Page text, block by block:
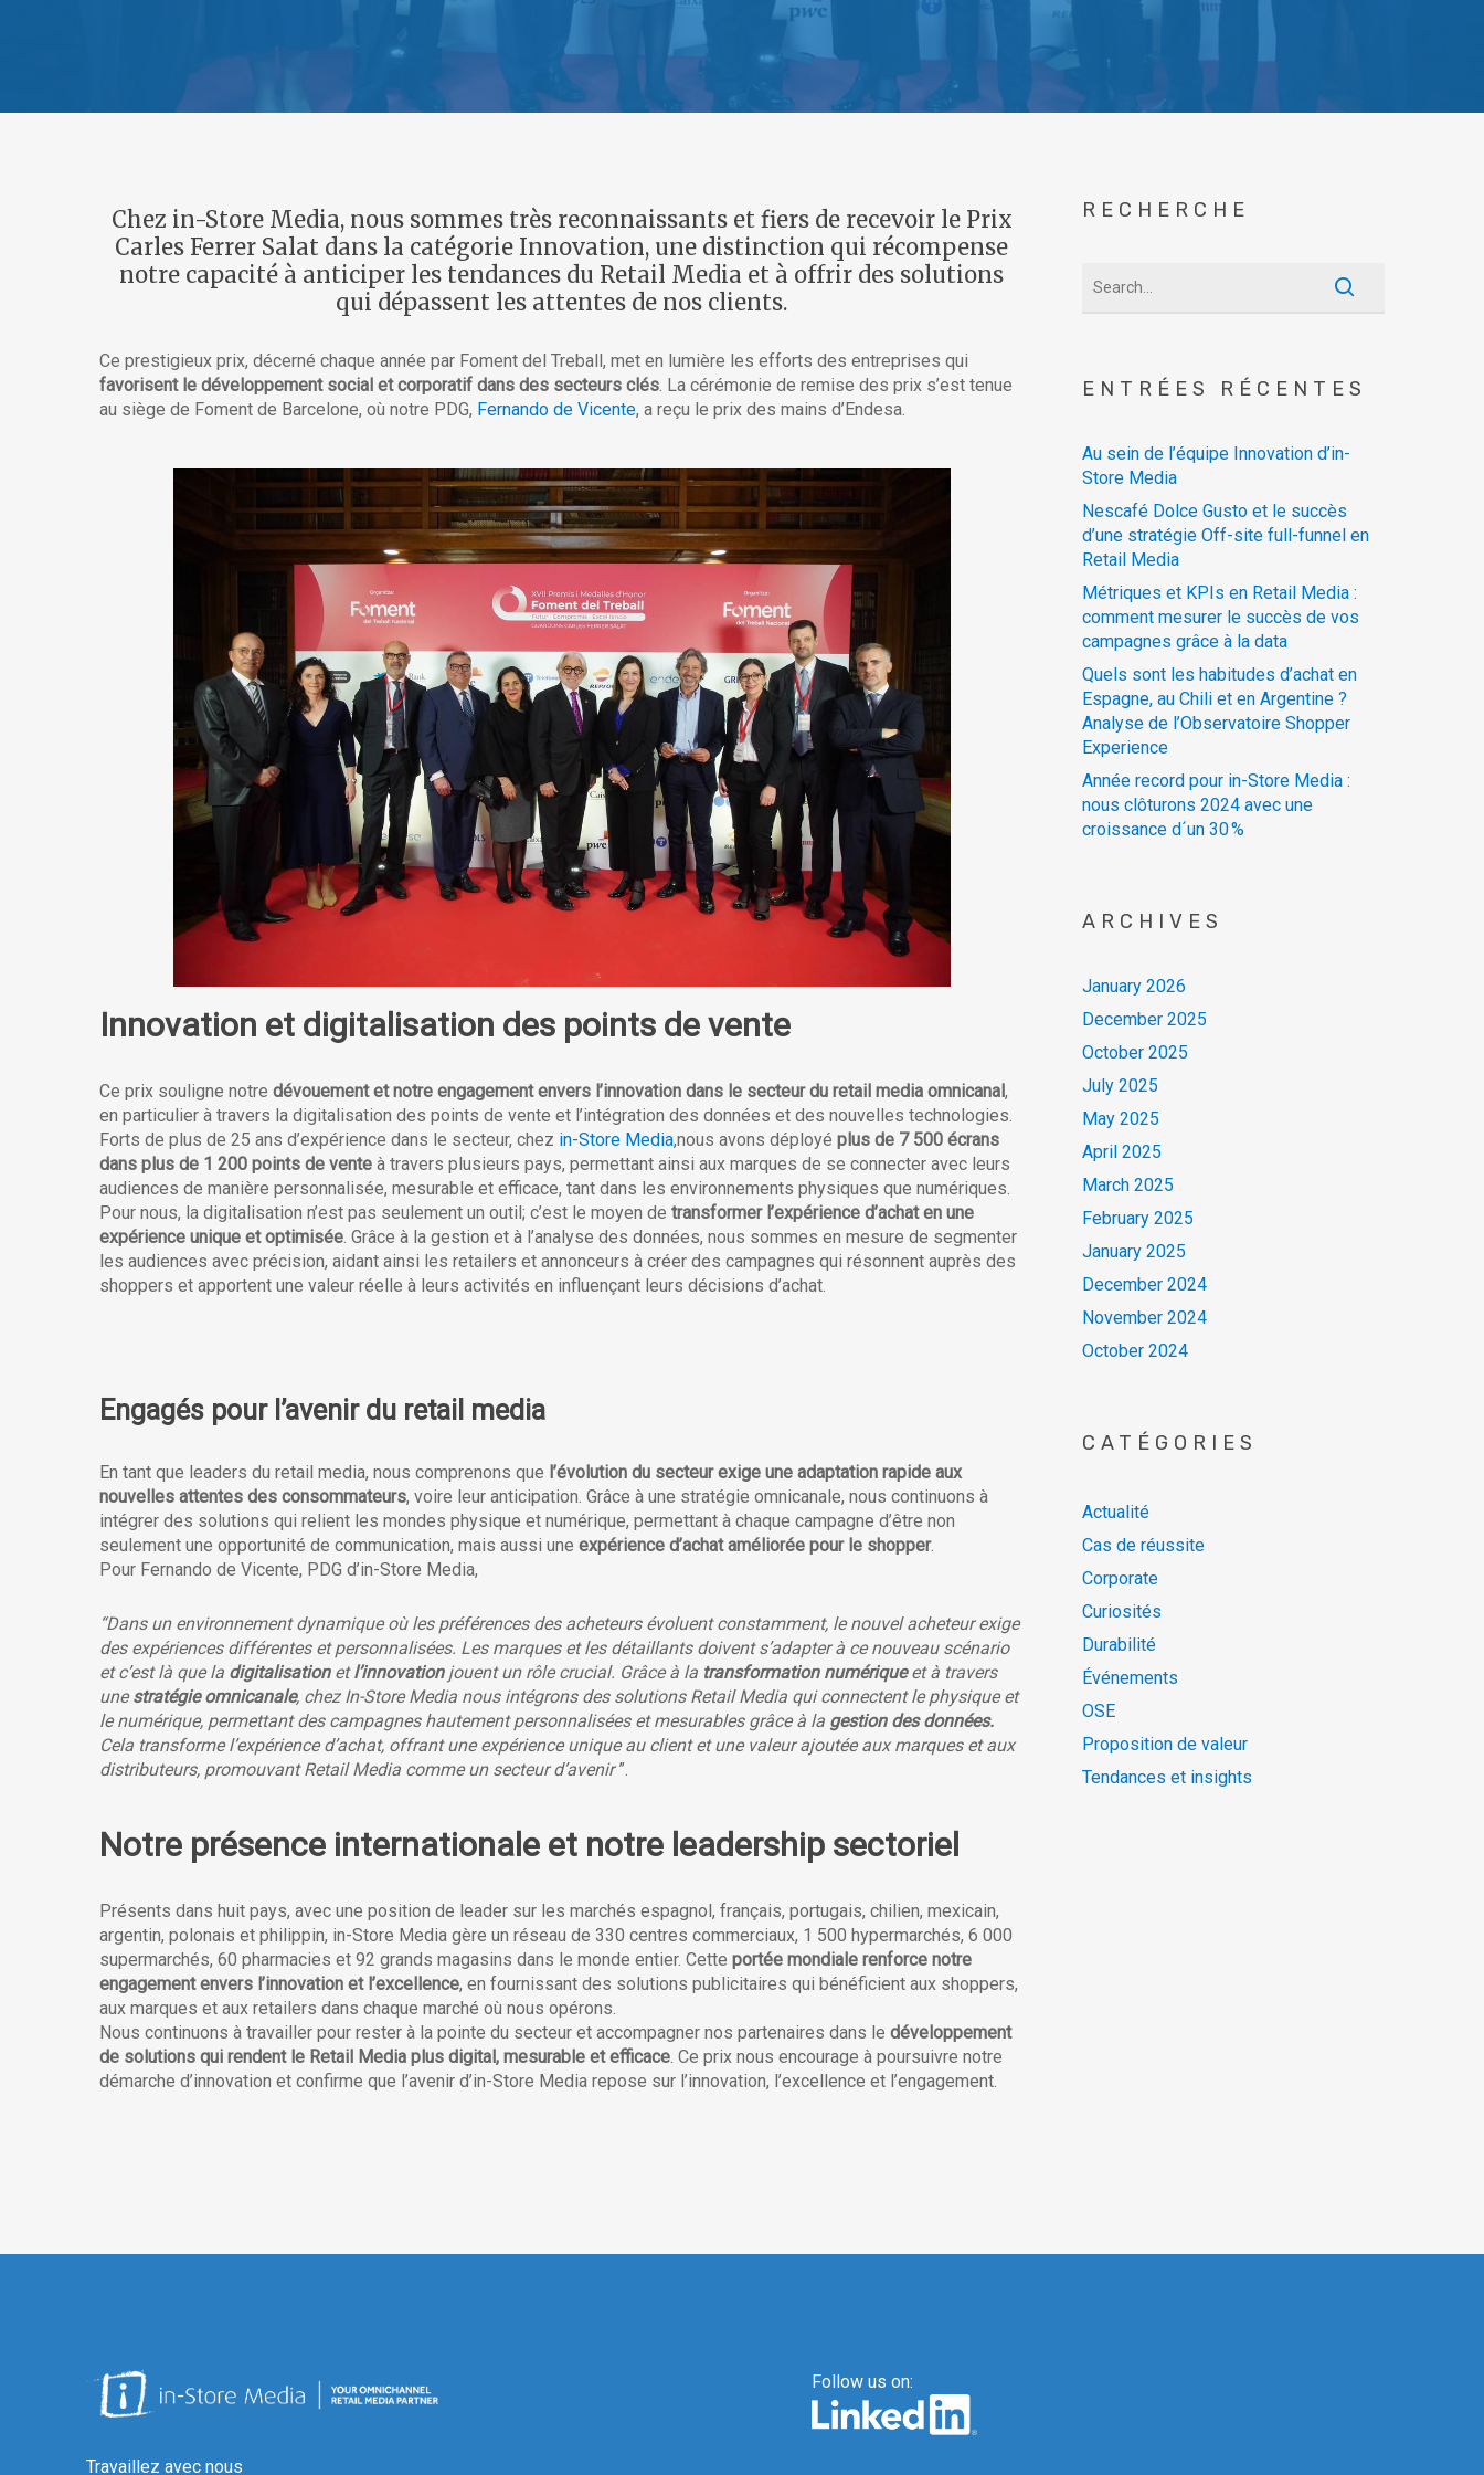
Chez in-Store Media, nous sommes très reconnaissants et fiers de recevoir le Prix
Carles Ferrer Salat dans la catégorie Innovation, une distinction qui récompense
notre capacité à anticiper les tendances du Retail Media et à offrir des solutions
qui dépassent les attentes de nos clients.
Ce prestigieux prix, décerné chaque année par Foment del Treball, met en lumière les efforts des entreprises qui
favorisent le développement social et corporatif dans des secteurs clés. La cérémonie de remise des prix s’est tenue
au siège de Foment de Barcelone, où notre PDG, Fernando de Vicente, a reçu le prix des mains d’Endesa.
Innovation et digitalisation des points de vente
Ce prix souligne notre dévouement et notre engagement envers l’innovation dans le secteur du retail media omnicanal,
en particulier à travers la digitalisation des points de vente et l’intégration des données et des nouvelles technologies.
Forts de plus de 25 ans d’expérience dans le secteur, chez in-Store Media,nous avons déployé plus de 7 500 écrans
dans plus de 1 200 points de vente à travers plusieurs pays, permettant ainsi aux marques de se connecter avec leurs
audiences de manière personnalisée, mesurable et efficace, tant dans les environnements physiques que numériques.
Pour nous, la digitalisation n’est pas seulement un outil; c’est le moyen de transformer l’expérience d’achat en une
expérience unique et optimisée. Grâce à la gestion et à l’analyse des données, nous sommes en mesure de segmenter
les audiences avec précision, aidant ainsi les retailers et annonceurs à créer des campagnes qui résonnent auprès des
shoppers et apportent une valeur réelle à leurs activités en influençant leurs décisions d’achat.
Engagés pour l’avenir du retail media
En tant que leaders du retail media, nous comprenons que l’évolution du secteur exige une adaptation rapide aux
nouvelles attentes des consommateurs, voire leur anticipation. Grâce à une stratégie omnicanale, nous continuons à
intégrer des solutions qui relient les mondes physique et numérique, permettant à chaque campagne d’être non
seulement une opportunité de communication, mais aussi une expérience d’achat améliorée pour le shopper.
Pour Fernando de Vicente, PDG d’in-Store Media,
“Dans un environnement dynamique où les préférences des acheteurs évoluent constamment, le nouvel acheteur exige
des expériences différentes et personnalisées. Les marques et les détaillants doivent s’adapter à ce nouveau scénario
et c’est là que la digitalisation etl’innovation jouent un rôle crucial. Grâce à la transformation numériqueet à travers
unestratégie omnicanale, chez In-Store Media nous intégrons des solutions Retail Media qui connectent le physique et
le numérique, permettant des campagnes hautement personnalisées et mesurables grâce à la gestion des données.
Cela transforme l’expérience d’achat, offrant une expérience unique au client et une valeur ajoutée aux marques et aux
distributeurs, promouvant Retail Media comme un secteur d’avenir”.
Notre présence internationale et notre leadership sectoriel
Présents dans huit pays, avec une position de leader sur les marchés espagnol, français, portugais, chilien, mexicain,
argentin, polonais et philippin, in-Store Media gère un réseau de 330 centres commerciaux, 1 500 hypermarchés, 6 000
supermarchés, 60 pharmacies et 92 grands magasins dans le monde entier. Cette portée mondiale renforce notre
engagement envers l’innovation et l’excellence, en fournissant des solutions publicitaires qui bénéficient aux shoppers,
aux marques et aux retailers dans chaque marché où nous opérons.
Nous continuons à travailler pour rester à la pointe du secteur et accompagner nos partenaires dans le développement
de solutions qui rendent le Retail Media plus digital, mesurable et efficace. Ce prix nous encourage à poursuivre notre
démarche d’innovation et confirme que l’avenir d’in-Store Media repose sur l’innovation, l’excellence et l’engagement.
RECHERCHE
ENTRÉES RÉCENTES
Au sein de l’équipe Innovation d’in-
Store Media
Nescafé Dolce Gusto et le succès
d’une stratégie Off-site full-funnel en
Retail Media
Métriques et KPIs en Retail Media :
comment mesurer le succès de vos
campagnes grâce à la data
Quels sont les habitudes d’achat en
Espagne, au Chili et en Argentine ?
Analyse de l’Observatoire Shopper
Experience
Année record pour in-Store Media :
nous clôturons 2024 avec une
croissance d´un 30 %
ARCHIVES
January 2026
December 2025
October 2025
July 2025
May 2025
April 2025
March 2025
February 2025
January 2025
December 2024
November 2024
October 2024
CATÉGORIES
Actualité
Cas de réussite
Corporate
Curiosités
Durabilité
Événements
OSE
Proposition de valeur
Tendances et insights
Travaillez avec nous
Follow us on: